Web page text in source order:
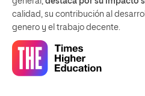
calidad, su contribución al
genero y el trabajo decente.